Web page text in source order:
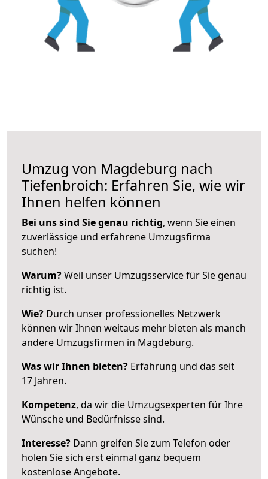
Umzug von Magdeburg nach
Tiefenbroich: Erfahren Sie, wie wir
Ihnen helfen können
Bei uns sind Sie genau richtig, wenn Sie einen
zuverlässige und erfahrene Umzugsfirma
suchen!
Warum?Weil unser Umzugsservice für Sie genau
richtig ist.
Wie? Durch unser professionelles Netzwerk
können wir Ihnen weitaus mehr bieten als manch
andere Umzugsfirmen in Magdeburg.
Was wir Ihnen bieten? Erfahrung und das seit
17 Jahren.
Kompetenz, da wir die Umzugsexperten für Ihre
Wünsche und Bedürfnisse sind.
Interesse? Dann greifen Sie zum Telefon oder
holen Sie sich erst einmal ganz bequem
kostenlose Angebote.